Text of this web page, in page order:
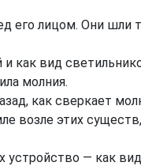
его лицом. Они шли
как вид
молния.
как сверкает
возле этих
— как